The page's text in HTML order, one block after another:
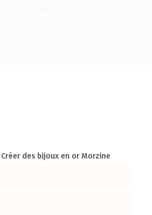
des bijoux en or Morzine